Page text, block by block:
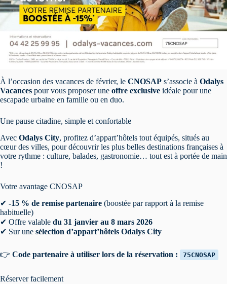
À l’occasion des vacances de février, le CNOSAP s’associe à Odalys
Vacances pour vous proposer une offre exclusive idéale pour une
escapade urbaine en famille ou en duo.
Une pause citadine, simple et confortable
Avec Odalys City, profitez d’appart’hôtels tout équipés, situés au
cœur des villes, pour découvrir les plus belles destinations françaises à
votre rythme : culture, balades, gastronomie… tout est à portée de main
!
Votre avantage CNOSAP
✔ -15 % de remise partenaire (boostée par rapport à la remise
habituelle)
✔ Offre valable du 31 janvier au 8 mars 2026
✔ Sur une sélection d’appart’hôtels Odalys City
👉 Code partenaire à utiliser lors de la réservation : 75CNOSAP
Réserver facilement